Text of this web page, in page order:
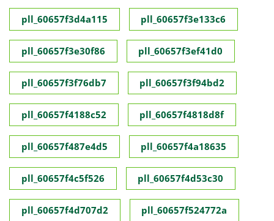
pll_60657f3d4a115 pll_60657f3e133c6
pll_60657f3e30f86 pll_60657f3ef41d0
pll_60657f3f76db7 pll_60657f3f94bd2
pll_60657f4188c52 pll_60657f4818d8f
pll_60657f487e4d5 pll_60657f4a18635
pll_60657f4c5f526 pll_60657f4d53c30
pll_60657f4d707d2 pll_60657f524772a